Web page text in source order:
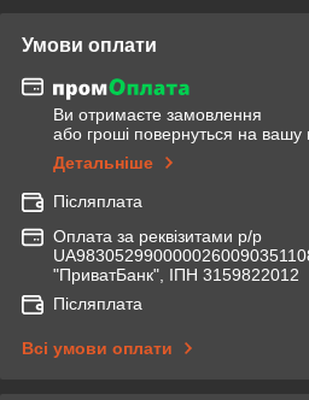
Умови оплати
Ви отримаєте замовлення
або гроші повернуться на вашу
Детальніше
Післяплата
Оплата за реквізитами р/р
"ПриватБанк", ІПН 3159822012
Післяплата
Всі умови оплати